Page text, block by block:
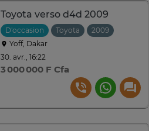
Toyota verso d4d 2009
D'occasion Toyota 2009
Yoff, Dakar
30. avr., 16:22
3 000 000 F Cfa